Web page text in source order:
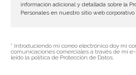
información adicional y detallada sobre la
Personales en nuestro sitio web corporativo
* Introduciendo mi correo electrónico doy mi
comunicaciones comerciales a través de mi
leído la política de Protección de Datos.